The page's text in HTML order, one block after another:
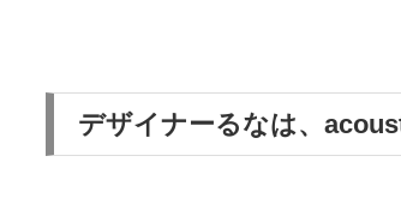
デザイナーるなは、